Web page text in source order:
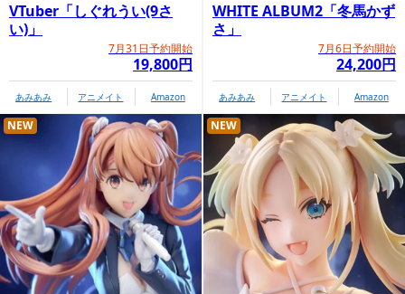
VTuber「しぐれうい(9さ
い)」
7月31日予約開始
19,800円
あみあみ アニメイト Amazon
WHITE ALBUM2「冬馬かず
さ」
7月6日予約開始
24,200円
あみあみ アニメイト Amazon
NEW NEW